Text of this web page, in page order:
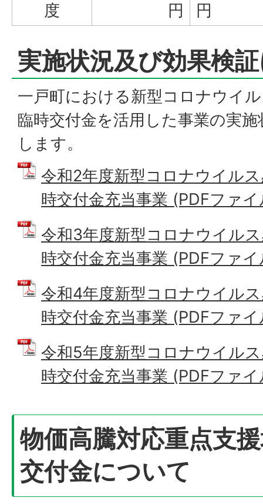
度
円
円
実施状況及び効果検
一戸町における新型コロナウイ
臨時交付金を活用した事業の実
します。
令和2年度新型コロナウイル
時交付金充当事業 (PDFファ
令和3年度新型コロナウイル
時交付金充当事業 (PDFファ
令和4年度新型コロナウイル
時交付金充当事業 (PDFファ
令和5年度新型コロナウイル
時交付金充当事業 (PDFファ
物価高騰対応重点支
交付金について